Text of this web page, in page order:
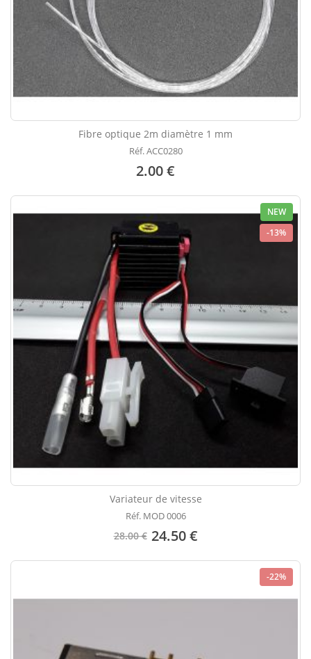
Fibre optique 2m diamètre 1 mm
Réf. ACC0280
2.00 €
NEW
-13%
Variateur de vitesse
Réf. MOD 0006
28.00 € 24.50 €
-22%